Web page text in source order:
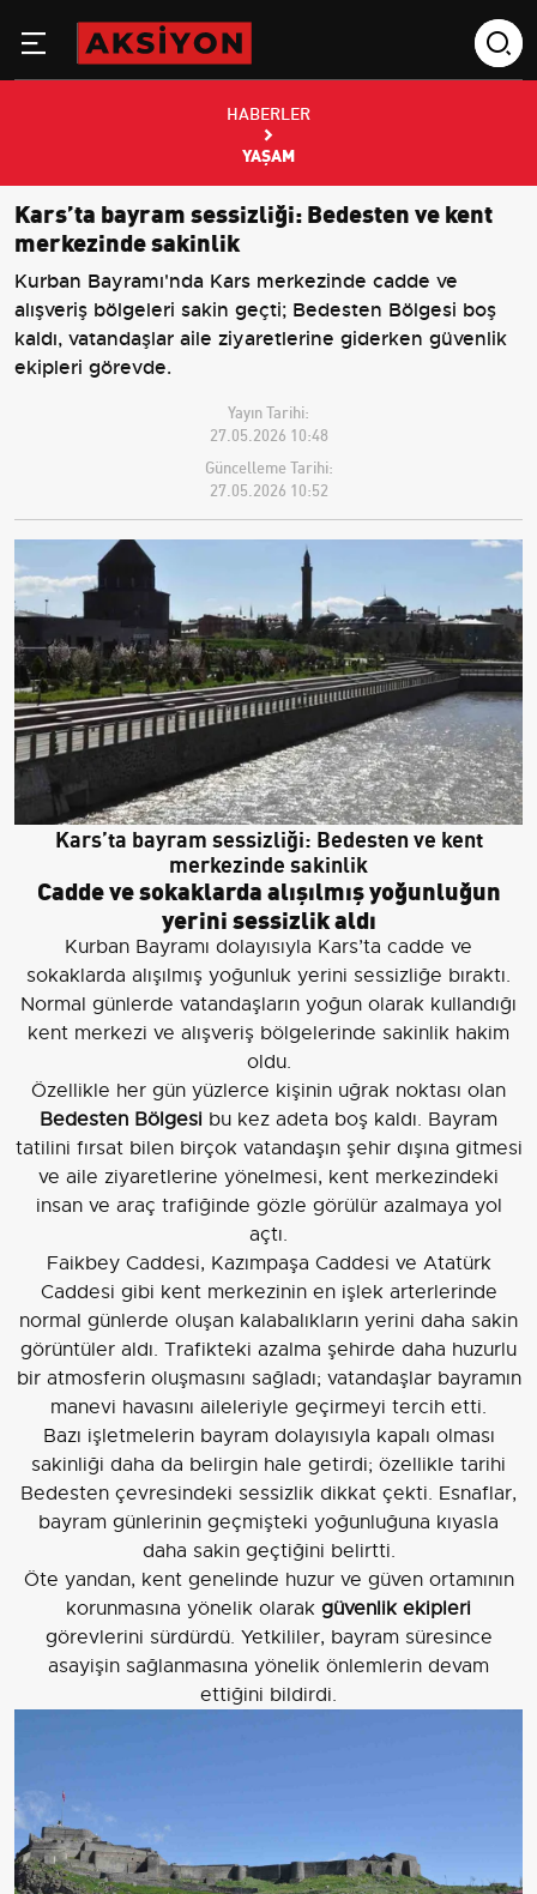
HABERLER
YAŞAM
Kars’ta bayram sessizliği: Bedesten ve kent
merkezinde sakinlik
Kurban Bayramı'nda Kars merkezinde cadde ve
alışveriş bölgeleri sakin geçti; Bedesten Bölgesi boş
kaldı, vatandaşlar aile ziyaretlerine giderken güvenlik
ekipleri görevde.
Yayın Tarihi:
27.05.2026 10:48
Güncelleme Tarihi:
27.05.2026 10:52
Kars’ta bayram sessizliği: Bedesten ve kent
merkezinde sakinlik
Cadde ve sokaklarda alışılmış yoğunluğun
yerini sessizlik aldı
Kurban Bayramı dolayısıyla Kars’ta cadde ve
sokaklarda alışılmış yoğunluk yerini sessizliğe bıraktı.
Normal günlerde vatandaşların yoğun olarak kullandığı
kent merkezi ve alışveriş bölgelerinde sakinlik hakim
oldu.
Özellikle her gün yüzlerce kişinin uğrak noktası olan
Bedesten Bölgesi bu kez adeta boş kaldı. Bayram
tatilini fırsat bilen birçok vatandaşın şehir dışına gitmesi
ve aile ziyaretlerine yönelmesi, kent merkezindeki
insan ve araç trafiğinde gözle görülür azalmaya yol
açtı.
Faikbey Caddesi, Kazımpaşa Caddesi ve Atatürk
Caddesi gibi kent merkezinin en işlek arterlerinde
normal günlerde oluşan kalabalıkların yerini daha sakin
görüntüler aldı. Trafikteki azalma şehirde daha huzurlu
bir atmosferin oluşmasını sağladı; vatandaşlar bayramın
manevi havasını aileleriyle geçirmeyi tercih etti.
Bazı işletmelerin bayram dolayısıyla kapalı olması
sakinliği daha da belirgin hale getirdi; özellikle tarihi
Bedesten çevresindeki sessizlik dikkat çekti. Esnaflar,
bayram günlerinin geçmişteki yoğunluğuna kıyasla
daha sakin geçtiğini belirtti.
Öte yandan, kent genelinde huzur ve güven ortamının
korunmasına yönelik olarak güvenlik ekipleri
görevlerini sürdürdü. Yetkililer, bayram süresince
asayişin sağlanmasına yönelik önlemlerin devam
ettiğini bildirdi.